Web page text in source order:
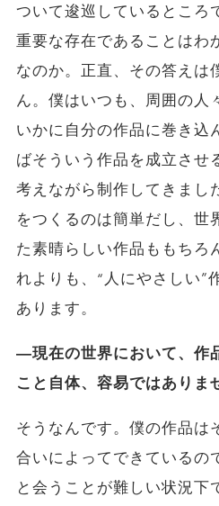
ついて逡巡しているところ
重要な存在であることはわ
なのか。正直、その答えは
ん。僕はいつも、周囲の人
いかに自分の作品に巻き込
ばそういう作品を成立させ
考えながら制作してきまし
をつくるのは簡単だし、世
た素晴らしい作品ももちろ
れよりも、“人にやさしい”
あります。
―現在の世界において、作
こと自体、容易ではありま
そうなんです。僕の作品は
合いによってできているの
と会うことが難しい状況下